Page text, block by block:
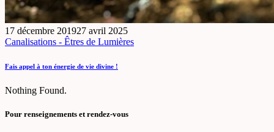
17 décembre 201927 avril 2025
Canalisations - Êtres de Lumières
Fais appel à ton énergie de vie divine !
Nothing Found.
Pour renseignements et rendez-vous